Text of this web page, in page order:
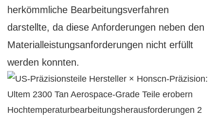
herkömmliche Bearbeitungsverfahren
darstellte, da diese Anforderungen neben den
Materialleistungsanforderungen nicht erfüllt
werden konnten.